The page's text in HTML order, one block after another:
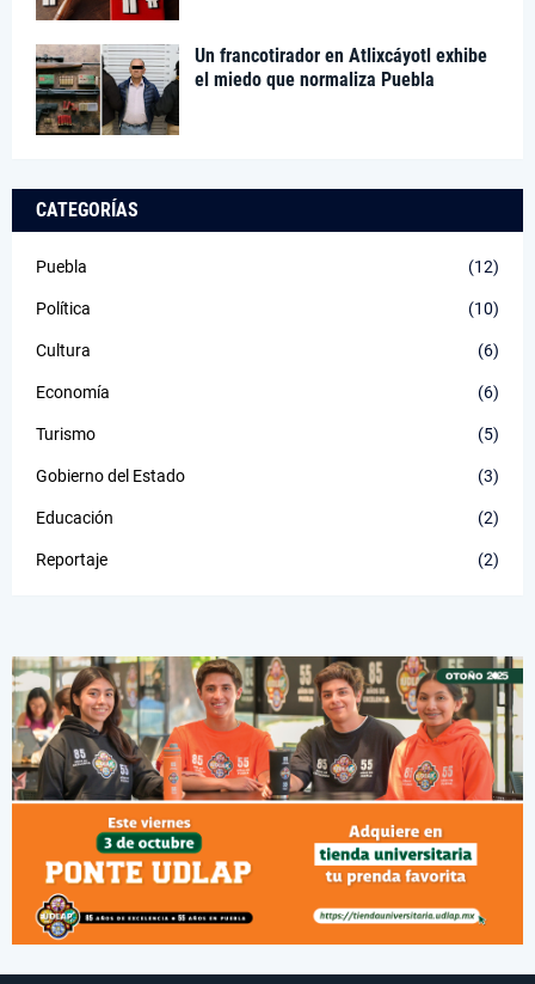
Un francotirador en Atlixcáyotl exhibe
el miedo que normaliza Puebla
CATEGORÍAS
Puebla (12)
Política (10)
Cultura (6)
Economía (6)
Turismo (5)
Gobierno del Estado (3)
Educación (2)
Reportaje (2)